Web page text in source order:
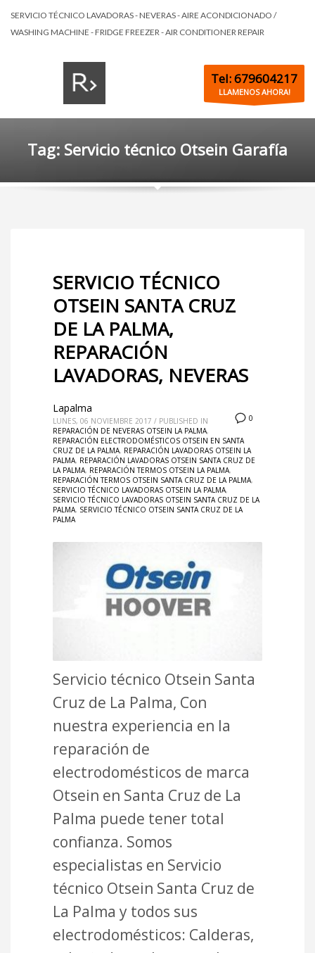
SERVICIO TÉCNICO LAVADORAS - NEVERAS - AIRE ACONDICIONADO /
WASHING MACHINE - FRIDGE FREEZER - AIR CONDITIONER REPAIR
Tel: 679604217
LLAMENOS AHORA!
Tag: Servicio técnico Otsein Garafía
SERVICIO TÉCNICO
OTSEIN SANTA CRUZ
DE LA PALMA,
REPARACIÓN
LAVADORAS, NEVERAS
0
Lapalma
LUNES, 06 NOVIEMBRE 2017 / PUBLISHED IN
REPARACIÓN DE NEVERAS OTSEIN LA PALMA,
REPARACIÓN ELECTRODOMÉSTICOS OTSEIN EN SANTA
CRUZ DE LA PALMA, REPARACIÓN LAVADORAS OTSEIN LA
PALMA, REPARACIÓN LAVADORAS OTSEIN SANTA CRUZ DE
LA PALMA, REPARACIÓN TERMOS OTSEIN LA PALMA,
REPARACIÓN TERMOS OTSEIN SANTA CRUZ DE LA PALMA,
SERVICIO TÉCNICO LAVADORAS OTSEIN LA PALMA,
SERVICIO TÉCNICO LAVADORAS OTSEIN SANTA CRUZ DE LA
PALMA, SERVICIO TÉCNICO OTSEIN SANTA CRUZ DE LA
PALMA
Servicio técnico Otsein Santa
Cruz de La Palma, Con
nuestra experiencia en la
reparación de
electrodomésticos de marca
Otsein en Santa Cruz de La
Palma puede tener total
confianza. Somos
especialistas en Servicio
técnico Otsein Santa Cruz de
La Palma y todos sus
electrodomésticos: Calderas,